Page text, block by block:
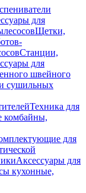
для
Щетки,
Станции,
для
швейного
сушильных
Техника для
комбайны,
для
Аксессуары для
кухонные,